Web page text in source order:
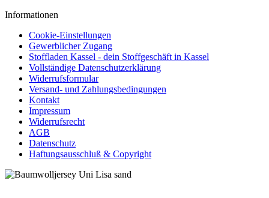
Informationen
Cookie-Einstellungen
Gewerblicher Zugang
Stoffladen Kassel - dein Stoffgeschäft in Kassel
Vollständige Datenschutzerklärung
Widerrufsformular
Versand- und Zahlungsbedingungen
Kontakt
Impressum
Widerrufsrecht
AGB
Datenschutz
Haftungsausschluß & Copyright